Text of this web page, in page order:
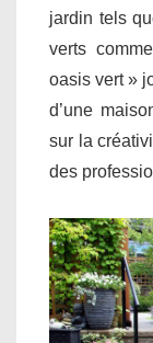
jardin tels
verts
oasis vert »
d’une
sur la
des